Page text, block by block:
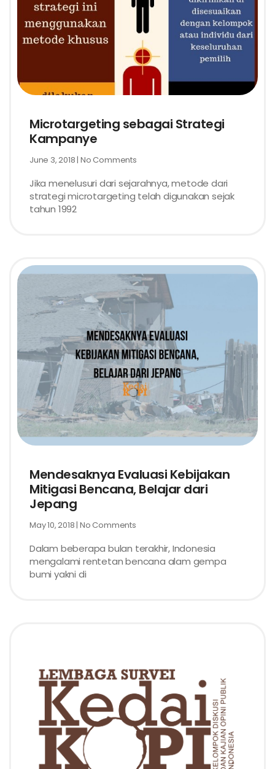
Microtargeting sebagai Strategi
Kampanye
June 3, 2018 No Comments
Jika menelusuri dari sejarahnya, metode dari
strategi microtargeting telah digunakan sejak
tahun 1992
Mendesaknya Evaluasi Kebijakan
Mitigasi Bencana, Belajar dari
Jepang
May 10, 2018 No Comments
Dalam beberapa bulan terakhir, Indonesia
mengalami rentetan bencana alam gempa
bumi yakni di